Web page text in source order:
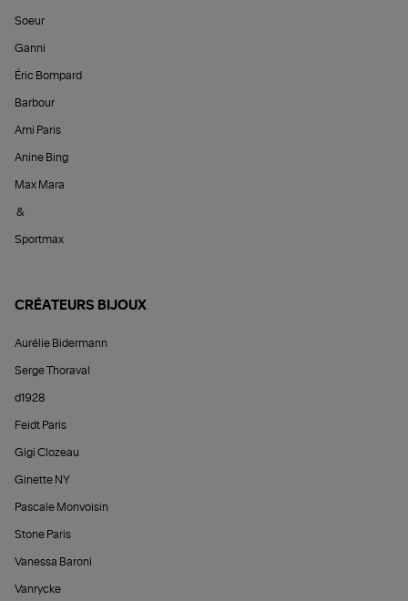
Soeur
Ganni
Éric Bompard
Barbour
Ami Paris
Anine Bing
Max Mara
&
Sportmax
CRÉATEURS BIJOUX
Aurélie Bidermann
Serge Thoraval
d1928
Feidt Paris
Gigi Clozeau
Ginette NY
Pascale Monvoisin
Stone Paris
Vanessa Baroni
Vanrycke